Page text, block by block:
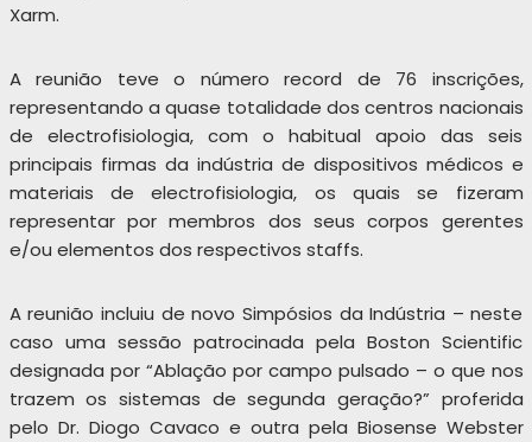
Xarm.
A reunião teve o número record de 76 inscrições,
representando a quase totalidade dos centros nacionais
de electrofisiologia, com o habitual apoio das seis
principais firmas da indústria de dispositivos médicos e
materiais de electrofisiologia, os quais se fizeram
representar por membros dos seus corpos gerentes
e/ou elementos dos respectivos staffs.
A reunião incluiu de novo Simpósios da Indústria – neste
caso uma sessão patrocinada pela Boston Scientific
designada por “Ablação por campo pulsado – o que nos
trazem os sistemas de segunda geração?” proferida
pelo Dr. Diogo Cavaco e outra pela Biosense Webster